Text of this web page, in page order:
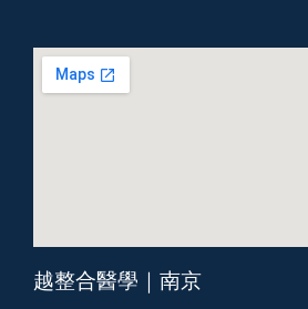
越整合醫學｜南京